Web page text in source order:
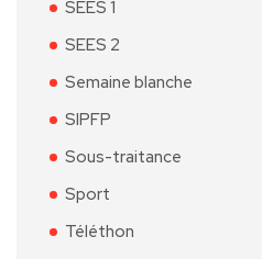
SEES 1
SEES 2
Semaine blanche
SIPFP
Sous-traitance
Sport
Téléthon